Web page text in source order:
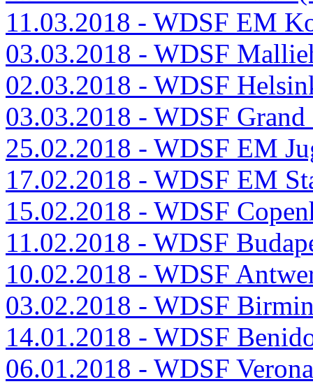
11.03.2018 - WDSF EM
03.03.2018 - WDSF
02.03.2018 - WDSF
03.03.2018 - WDSF
25.02.2018 - WDSF EM
17.02.2018 - WDSF EM
15.02.2018 - WDSF
11.02.2018 - WDSF
10.02.2018 - WDSF
03.02.2018 - WDSF
14.01.2018 - WDSF
06.01.2018 - WDSF